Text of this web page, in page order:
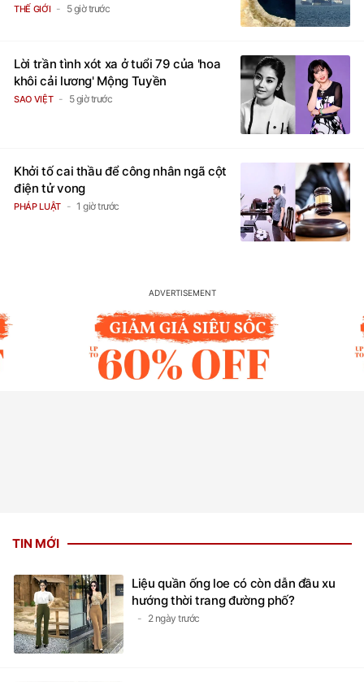
THẾ GIỚI 5 giờ trước
Lời trần tình xót xa ở tuổi 79 của 'hoa
khôi cải lương' Mộng Tuyền
SAO VIỆT 5 giờ trước
Khởi tố cai thầu để công nhân ngã cột
điện tử vong
PHÁP LUẬT 1 giờ trước
TIN MỚI
Liệu quần ống loe có còn dẫn đầu xu
hướng thời trang đường phố?
2 ngày trước